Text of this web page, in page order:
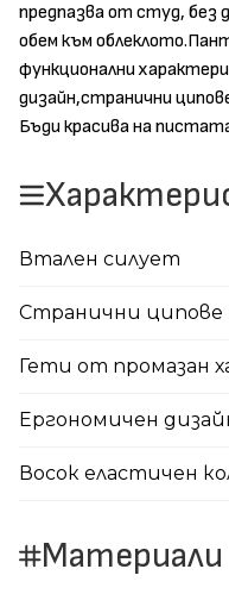
предпазва от студ, без
обем към
функционални
дизайн,странични
Бъди красива на
Втален силует
Странични ципове
Гети от промазан
Ергономичен
Восок еластичен
Материали